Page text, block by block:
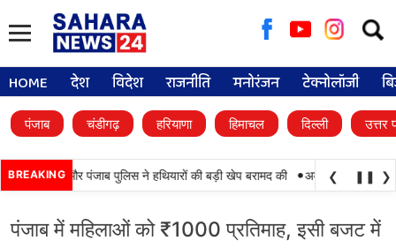
for:
HOME देश विदेश राजनीति मनोरंजन टेक्नोलॉजी
पंजाब चंडीगढ़ हरियाणा हिमाचल दिल्ली उत्तर
BREAKING
BSF और पंजाब पुलिस ने हथियारों की बड़ी खेप बरामद की • अमन अरोड़ा ने
❮ ❚❚ ❯
पंजाब में महिलाओं को ₹1000 प्रतिमाह, इसी बजट में